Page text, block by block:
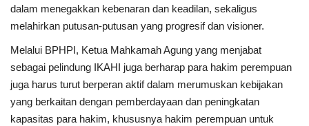
dalam menegakkan kebenaran dan keadilan, sekaligus
melahirkan putusan-putusan yang progresif dan visioner.
Melalui BPHPI, Ketua Mahkamah Agung yang menjabat
sebagai pelindung IKAHI juga berharap para hakim perempuan
juga harus turut berperan aktif dalam merumuskan kebijakan
yang berkaitan dengan pemberdayaan dan peningkatan
kapasitas para hakim, khususnya hakim perempuan untuk